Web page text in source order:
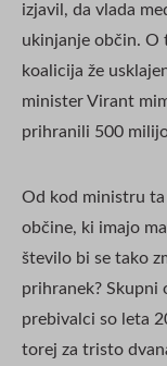
izjavil, da vlada
ukinjanje občin. O
koalicija že
minister Virant
prihranili 500
Od kod ministru
občine, ki imajo
število bi se tako
prihranek? Skupni
prebivalci so leta
torej za tristo